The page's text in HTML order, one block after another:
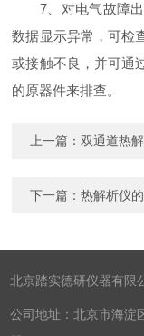
7、对电气故障出
数据显示异常，可检
或接触不良，并可通
的原器件来排查。
上一篇：双通道热
下一篇：热解析仪
北京踏实德研仪器有限
公司地址：北京市海淀